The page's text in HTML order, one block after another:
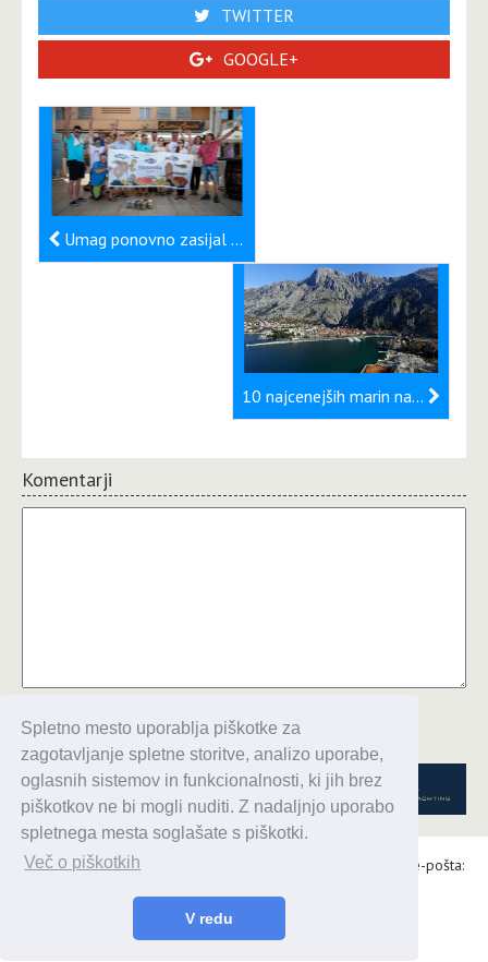
Spletno mesto uporablja piškotke za
zagotavljanje spletne storitve, analizo uporabe,
oglasnih sistemov in funkcionalnosti, ki jih brez
piškotkov ne bi mogli nuditi. Z nadaljnjo uporabo
spletnega mesta soglašate s piškotki.
Več o piškotkih
V redu
TWITTER
GOOGLE+
Umag ponovno zasijal v četrti prostovoljski ekološki akciji »Sjajni umag«
10 najcenejših marin na Jadranu v 2026
Komentarji
Komentiraj
Alaris d.o.o., Topniška 14, Ljubljana, Tel.: 031 303 086, e-pošta:
© 2026 enavtika